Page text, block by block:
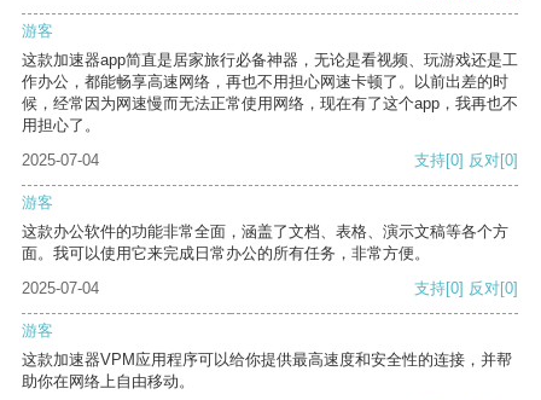
游客
这款加速器app简直是居家旅行必备神器，无论是看视频、玩游戏还是工
作办公，都能畅享高速网络，再也不用担心网速卡顿了。以前出差的时
候，经常因为网速慢而无法正常使用网络，现在有了这个app，我再也不
用担心了。
2025-07-04
支持[0] 反对[0]
游客
这款办公软件的功能非常全面，涵盖了文档、表格、演示文稿等各个方
面。我可以使用它来完成日常办公的所有任务，非常方便。
2025-07-04
支持[0] 反对[0]
游客
这款加速器VPM应用程序可以给你提供最高速度和安全性的连接，并帮
助你在网络上自由移动。